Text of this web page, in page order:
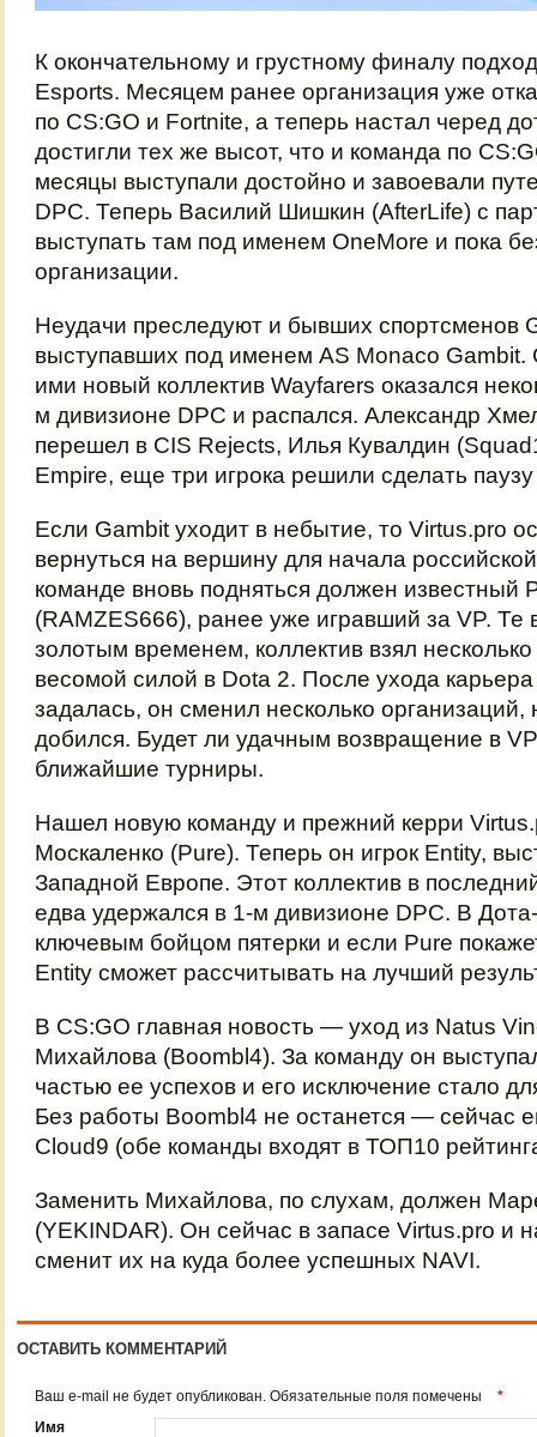
К окончательному и грустному финалу
Esports. Месяцем ранее организация уже
по CS:GO и Fortnite, а теперь настал черед
достигли тех же высот, что и команда по
месяцы выступали достойно и завоевали
DPC. Теперь Василий Шишкин (AfterLife) с
выступать там под именем OneMore и пока
организации.
Неудачи преследуют и бывших спортсменов
выступавших под именем AS Monaco
ими новый коллектив Wayfarers оказался
м дивизионе DPC и распался. Александр
перешел в CIS Rejects, Илья Кувалдин
Empire, еще три игрока решили сделать
Если Gambit уходит в небытие, то Virtus.pro
вернуться на вершину для начала
команде вновь подняться должен известный
(RAMZES666), ранее уже игравший за VP. Те
золотым временем, коллектив взял
весомой силой в Dota 2. После ухода
задалась, он сменил несколько организаций,
добился. Будет ли удачным возвращение в
ближайшие турниры.
Нашел новую команду и прежний керри
Москаленко (Pure). Теперь он игрок Entity,
Западной Европе. Этот коллектив в
едва удержался в 1-м дивизионе DPC. В
ключевым бойцом пятерки и если Pure
Entity сможет рассчитывать на лучший
В CS:GO главная новость — уход из Natus
Михайлова (Boombl4). За команду он
частью ее успехов и его исключение стало
Без работы Boombl4 не останется — сейчас
Cloud9 (обе команды входят в ТОП10
Заменить Михайлова, по слухам, должен
(YEKINDAR). Он сейчас в запасе Virtus.pro и
сменит их на куда более успешных NAVI.
ОСТАВИТЬ КОММЕНТАРИЙ
Ваш e-mail не будет опубликован. Обязательные поля помечены
*
Имя